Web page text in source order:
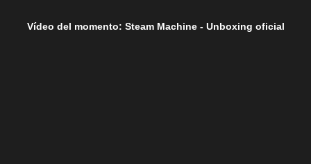
Vídeo del momento: Steam Machine - Unboxing oficial